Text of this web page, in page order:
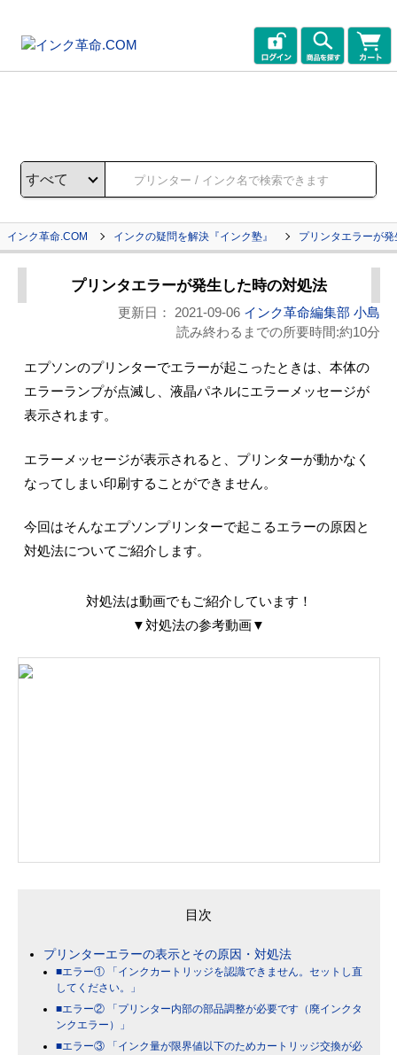
インク革命.COM インクの疑問を解決『インク塾』 プリンタエラーが
プリンタエラーが発生した時の対処法
更新日： 2021-09-06 インク革命編集部 小島
読み終わるまでの所要時間:約10分
エプソンのプリンターでエラーが起こったときは、本体の
エラーランプが点滅し、液晶パネルにエラーメッセージが
表示されます。
エラーメッセージが表示されると、プリンターが動かなく
なってしまい印刷することができません。
今回はそんなエプソンプリンターで起こるエラーの原因と
対処法についてご紹介します。
対処法は動画でもご紹介しています！
▼対処法の参考動画▼
目次
プリンターエラーの表示とその原因・対処法
■エラー① 「インクカートリッジを認識できません。セットし直
してください。」
■エラー② 「プリンター内部の部品調整が必要です（廃インクタ
ンクエラー）」
■エラー③ 「インク量が限界値以下のためカートリッジ交換が必